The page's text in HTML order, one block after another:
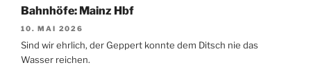
Bahnhöfe: Mainz Hbf
10. MAI 2026
Sind wir ehrlich, der Geppert konnte dem Ditsch nie das
Wasser reichen.